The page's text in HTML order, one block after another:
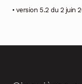
• version 5.2 du 2 juin